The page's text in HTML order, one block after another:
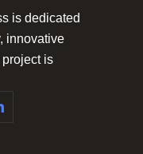
is dedicated
innovative
is